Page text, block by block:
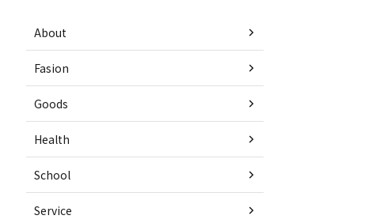
About
Fasion
Goods
Health
School
Service